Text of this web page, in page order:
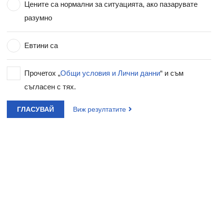
Цените са нормални за ситуацията, ако пазарувате
разумно
Евтини са
Прочетох „Общи условия и Лични данни“ и съм
съгласен с тях.
ГЛАСУВАЙ Виж резултатите